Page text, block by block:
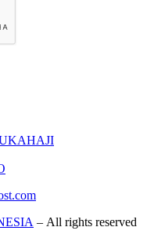
– All rights reserved